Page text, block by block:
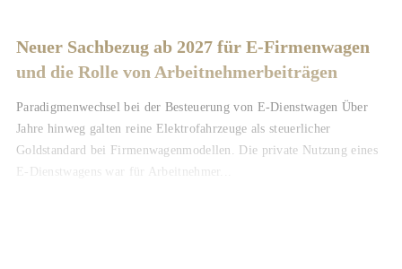
Neuer Sachbezug ab 2027 für E-Firmenwagen
und die Rolle von Arbeitnehmer​­beiträgen
Paradigmenwechsel bei der Besteuerung von E-Dienstwagen Über
Jahre hinweg galten reine Elektrofahrzeuge als steuerlicher
Goldstandard bei Firmenwagenmodellen. Die private Nutzung eines
E-Dienstwagens war für Arbeitnehmer...